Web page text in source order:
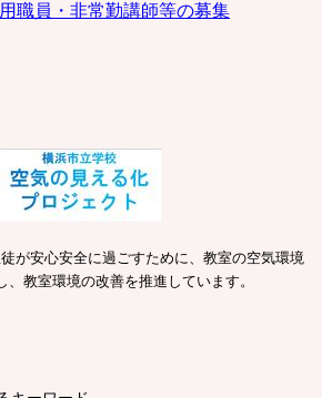
職員・非常勤講師等の募集
が安心安全に過ごすために、教室の空気環境
、教室環境の改善を推進しています。